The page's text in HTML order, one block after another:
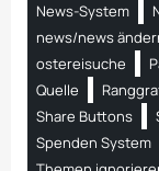
News-System
news/news
ostereisuche
Quelle
Share Buttons
Spenden System